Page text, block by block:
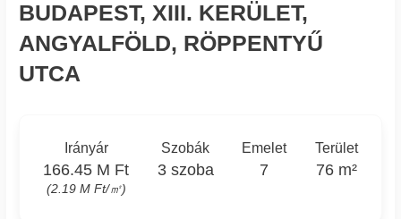
BUDAPEST, XIII. KERÜLET,
ANGYALFÖLD, RÖPPENTYŰ
UTCA
Irányár
166.45 M Ft
(2.19 M Ft/㎡)
Szobák
3 szoba
Emelet
7
Terület
76 m²